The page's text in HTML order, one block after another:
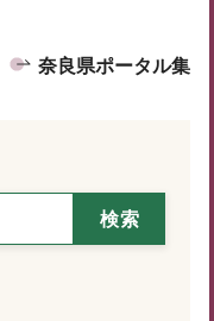
奈良県ポータル集